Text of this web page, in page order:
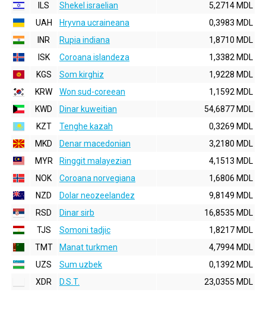
ILS
Shekel israelian
5,2714 MDL
UAH
Hryvna ucraineana
0,3983 MDL
INR
Rupia indiana
1,8710 MDL
ISK
Coroana islandeza
1,3382 MDL
KGS
Som kirghiz
1,9228 MDL
KRW
Won sud-coreean
1,1592 MDL
KWD
Dinar kuweitian
54,6877 MDL
KZT
Tenghe kazah
0,3269 MDL
MKD
Denar macedonian
3,2180 MDL
MYR
Ringgit malayezian
4,1513 MDL
NOK
Coroana norvegiana
1,6806 MDL
NZD
Dolar neozeelandez
9,8149 MDL
RSD
Dinar sirb
16,8535 MDL
TJS
Somoni tadjic
1,8217 MDL
TMT
Manat turkmen
4,7994 MDL
UZS
Sum uzbek
0,1392 MDL
XDR
D.S.T. 23,0355 MDL